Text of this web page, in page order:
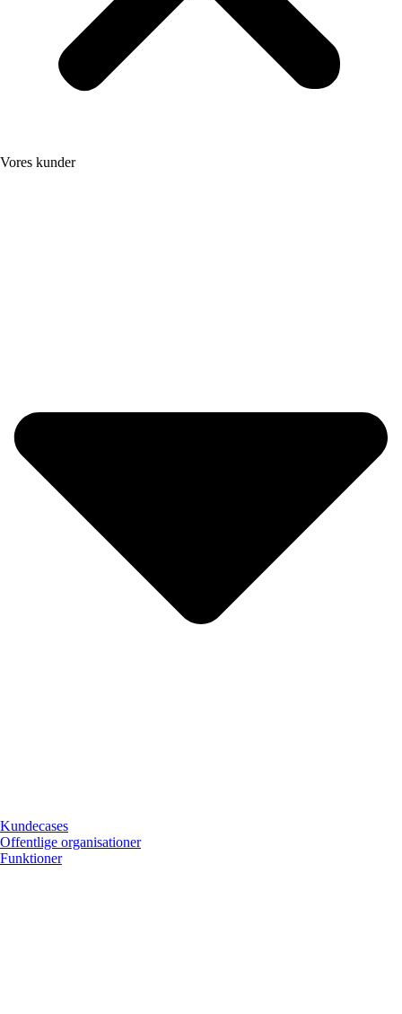
Vores kunder
Kundecases
Offentlige organisationer
Funktioner